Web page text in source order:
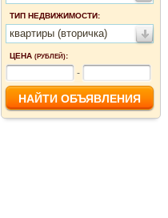
ТИП НЕДВИЖИМОСТИ:
квартиры (вторичка)
ЦЕНА (РУБЛЕЙ):
-